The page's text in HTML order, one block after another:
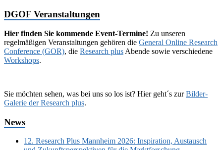
DGOF Veranstaltungen
Hier finden Sie kommende Event-Termine! Zu unseren
regelmäßigen Veranstaltungen gehören die General Online Research
Conference (GOR), die Research plus Abende sowie verschiedene
Workshops.
Sie möchten sehen, was bei uns so los ist? Hier geht´s zurBilder-
Galerie der Research plus.
News
12. Research Plus Mannheim 2026: Inspiration, Austausch